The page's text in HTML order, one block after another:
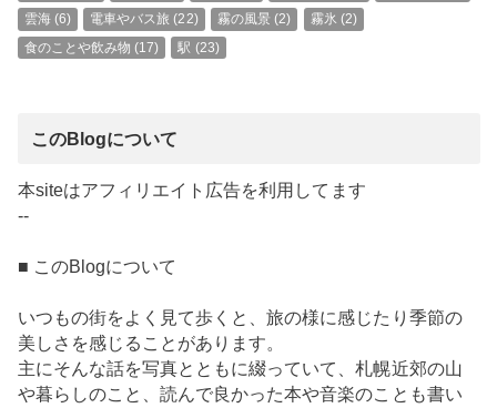
雲海(6) 電車やバス旅 (22) 霧の風景 (2) 霧氷 (2)
食のことや飲み物 (17) 駅 (23)
このBlogについて
本siteはアフィリエイト広告を利用してます
--
■ このBlogについて
いつもの街をよく見て歩くと、旅の様に感じたり季節の
美しさを感じることがあります。
主にそんな話を写真とともに綴っていて、札幌近郊の山
や暮らしのこと、読んで良かった本や音楽のことも書い